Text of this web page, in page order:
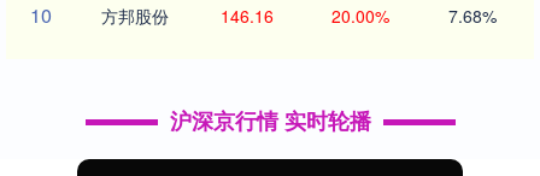
10 方邦股份 146.16 20.00% 7.68%
沪深京行情 实时轮播